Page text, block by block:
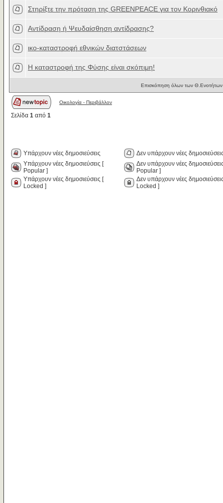
Στηρίξτε την πρόταση της GREENPEACE για τον Κορινθιακό
Αντίδραση ή Ψευδαίσθηση αντίδρασης?
ικο-καταστροφή εθνικών διατστάσεων
H καταστροφή της Φύσης είναι σκόπιμη!
Επισκόπηση όλων των Θ.Ενοτήτων
Οικολογία - Περιβάλλον
Σελίδα 1 από 1
Υπάρχουν νέες δημοσιεύσεις
Δεν υπάρχουν νέες
Υπάρχουν νέες δημοσιεύσεις [
Popular ]
Δεν υπάρχουν νέες
Popular ]
Υπάρχουν νέες δημοσιεύσεις [
Locked ]
Δεν υπάρχουν νέες
Locked ]